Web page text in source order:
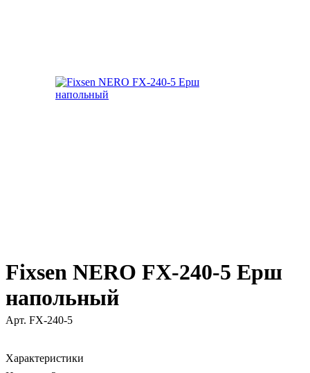
Fixsen NERO FX-240-5 Ерш
напольный
Арт. FX-240-5
Характеристики